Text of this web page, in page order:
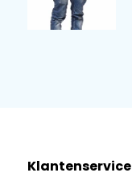
Klantenservice